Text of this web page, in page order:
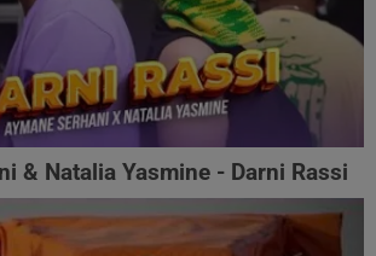
& Natalia Yasmine - Darni Rassi